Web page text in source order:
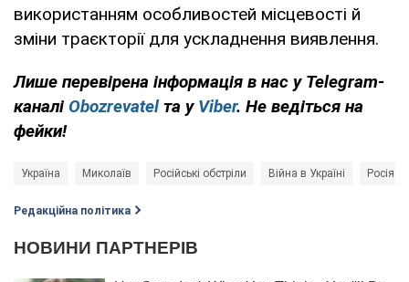
використанням особливостей місцевості й
зміни траєкторії для ускладнення виявлення.
Лише перевірена інформація в нас у Telegram-
каналі Obozrevatelта у Viber. Не ведіться на
фейки!
Україна Миколаїв Російські обстріли Війна в Україні Росія -
Редакційна політика